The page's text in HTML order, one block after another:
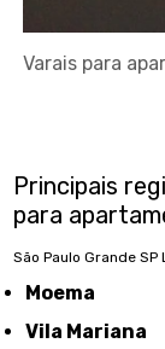
Varais para
Principais
para
São Paulo Grande SP
Moema
Vila Mariana